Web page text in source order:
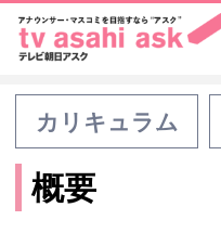
カリキュラム
概要